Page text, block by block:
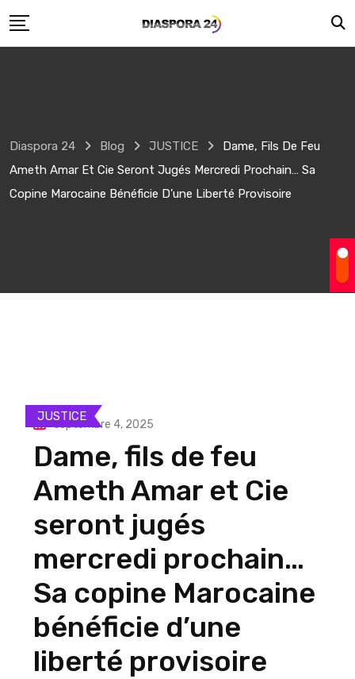
to
Diaspora 24 Blog JUSTICE
Dame, Fils De Feu
Ameth Amar Et Cie Seront Jugés Mercredi Prochain… Sa
Copine Marocaine Bénéficie D’une Liberté Provisoire
JUSTICE
septembre 4, 2025
Dame, fils de feu
Ameth Amar et Cie
seront jugés
mercredi prochain…
Sa copine Marocaine
bénéficie d’une
liberté provisoire